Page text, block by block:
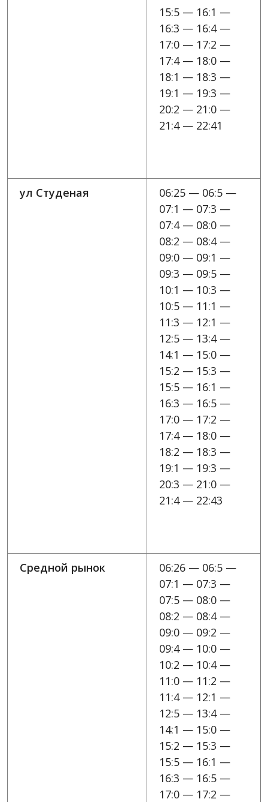
15:5 — 16:1 —
16:3 — 16:4 —
17:0 — 17:2 —
17:4 — 18:0 —
18:1 — 18:3 —
19:1 — 19:3 —
20:2 — 21:0 —
21:4 — 22:41
ул Студеная
06:25 — 06:5 —
07:1 — 07:3 —
07:4 — 08:0 —
08:2 — 08:4 —
09:0 — 09:1 —
09:3 — 09:5 —
10:1 — 10:3 —
10:5 — 11:1 —
11:3 — 12:1 —
12:5 — 13:4 —
14:1 — 15:0 —
15:2 — 15:3 —
15:5 — 16:1 —
16:3 — 16:5 —
17:0 — 17:2 —
17:4 — 18:0 —
18:2 — 18:3 —
19:1 — 19:3 —
20:3 — 21:0 —
21:4 — 22:43
Средной рынок
06:26 — 06:5 —
07:1 — 07:3 —
07:5 — 08:0 —
08:2 — 08:4 —
09:0 — 09:2 —
09:4 — 10:0 —
10:2 — 10:4 —
11:0 — 11:2 —
11:4 — 12:1 —
12:5 — 13:4 —
14:1 — 15:0 —
15:2 — 15:3 —
15:5 — 16:1 —
16:3 — 16:5 —
17:0 — 17:2 —